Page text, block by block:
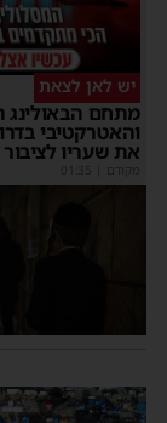
יש לאן לצאת
מתחם הבאולינג
והאטרקטיבי בדרום
את שעריו לציבור